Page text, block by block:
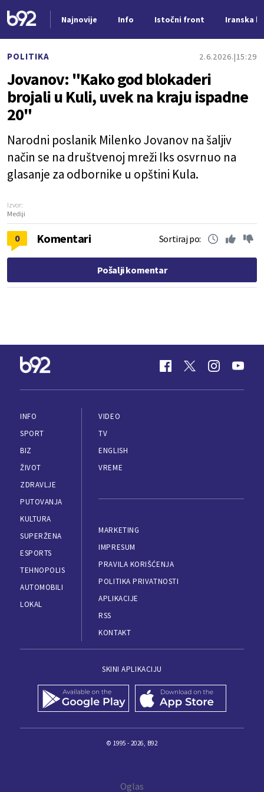
Najnovije Info Istočni front Iranska
POLITIKA 2.6.2026. 15:29
Jovanov: "Kako god blokaderi
brojali u Kuli, uvek na kraju ispadne
20"
Narodni poslanik Milenko Jovanov na šaljiv
način se na društvenoj mreži Iks osvrnuo na
glasanje za odbornike u opštini Kula.
Izvor:
Mediji
0 Komentari Sortiraj po:
Pošalji komentar
INFO
SPORT
BIZ
ŽIVOT
ZDRAVLJE
PUTOVANJA
KULTURA
SUPERŽENA
ESPORTS
TEHNOPOLIS
AUTOMOBILI
LOKAL
VIDEO
TV
ENGLISH
VREME
MARKETING
IMPRESUM
PRAVILA KORIŠĆENJA
POLITIKA PRIVATNOSTI
APLIKACIJE
RSS
KONTAKT
SKINI APLIKACIJU
© 1995 - 2026, B92